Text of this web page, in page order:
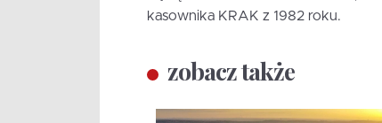
kasownika KRAK z 1982 roku.
zobacz także